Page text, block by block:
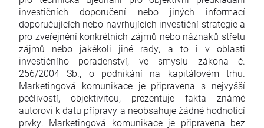
investičních doporučení nebo jiných informací
doporučujících nebo navrhujících investiční strategie a
pro zveřejnění konkrétních zájmů nebo náznaků střetu
zájmů nebo jakékoli jiné rady, a to i v oblasti
investičního poradenství, ve smyslu zákona č.
256/2004 Sb., o podnikání na kapitálovém trhu.
Marketingová komunikace je připravena s nejvyšší
pečlivostí, objektivitou, prezentuje fakta známé
autorovi k datu přípravy a neobsahuje žádné hodnotící
prvky. Marketingová komunikace je připravena bez